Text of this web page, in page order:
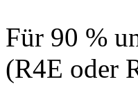
Für 90 %
(R4E oder